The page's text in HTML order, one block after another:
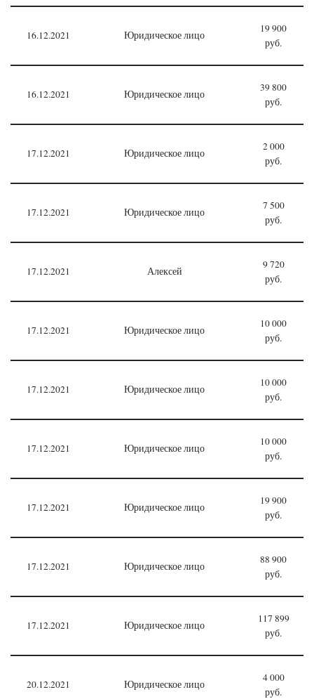
16.12.2021 Юридическое лицо
19 900
руб.
16.12.2021 Юридическое лицо
39 800
руб.
17.12.2021 Юридическое лицо
2 000
руб.
17.12.2021 Юридическое лицо
7 500
руб.
17.12.2021 Алексей
9 720
руб.
17.12.2021 Юридическое лицо
10 000
руб.
17.12.2021 Юридическое лицо
10 000
руб.
17.12.2021 Юридическое лицо
10 000
руб.
17.12.2021 Юридическое лицо
19 900
руб.
17.12.2021 Юридическое лицо
88 900
руб.
17.12.2021 Юридическое лицо
117 899
руб.
20.12.2021 Юридическое лицо
4 000
руб.